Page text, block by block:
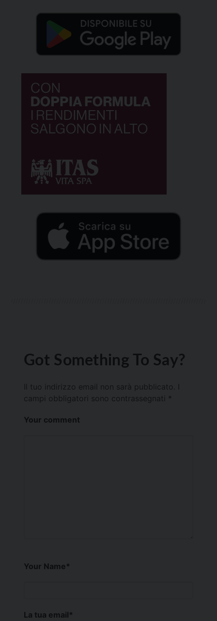
Got Something To Say?
Il tuo indirizzo email non sarà pubblicato.
campi obbligatori sono contrassegnati *
Your comment
Your Name*
La tua email*